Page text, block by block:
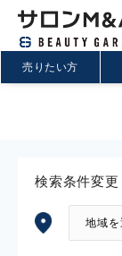
売りたい方
検索条件変更